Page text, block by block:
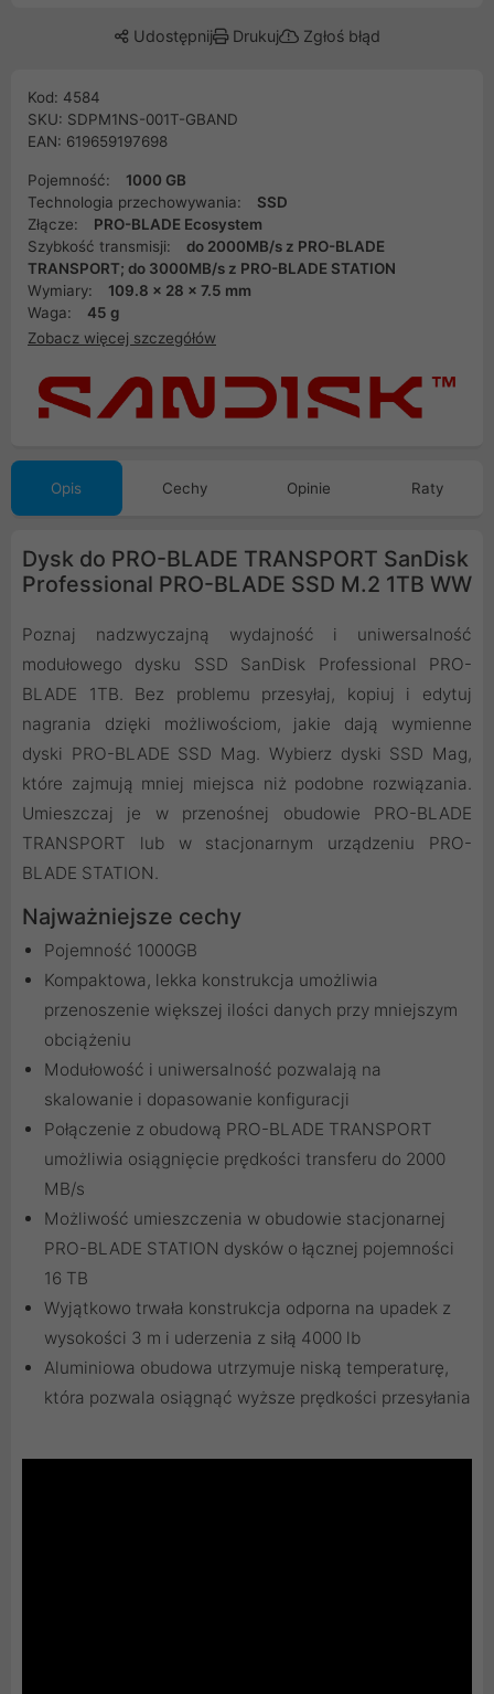
Udostępnij Drukuj Zgłoś błąd
Kod: 4584
SKU: SDPM1NS-001T-GBAND
EAN: 619659197698
Pojemność:
1000 GB
Technologia przechowywania:
SSD
Złącze:
PRO-BLADE Ecosystem
Szybkość transmisji:
do 2000MB/s z PRO-BLADE
TRANSPORT; do 3000MB/s z PRO-BLADE STATION
Wymiary:
109.8 x 28 x 7.5 mm
Waga:
45 g
Zobacz więcej szczegółów
Opis Cechy Opinie Raty
Dysk do PRO-BLADE TRANSPORT SanDisk
Professional PRO-BLADE SSD M.2 1TB WW
Poznaj nadzwyczajną wydajność i uniwersalność
modułowego dysku SSD SanDisk Professional PRO-
BLADE 1TB. Bez problemu przesyłaj, kopiuj i edytuj
nagrania dzięki możliwościom, jakie dają wymienne
dyski PRO-BLADE SSD Mag. Wybierz dyski SSD Mag,
które zajmują mniej miejsca niż podobne rozwiązania.
Umieszczaj je w przenośnej obudowie PRO-BLADE
TRANSPORT lub w stacjonarnym urządzeniu PRO-
BLADE STATION.
Najważniejsze cechy
Pojemność 1000GB
Kompaktowa, lekka konstrukcja umożliwia
przenoszenie większej ilości danych przy mniejszym
obciążeniu
Modułowość i uniwersalność pozwalają na
skalowanie i dopasowanie konfiguracji
Połączenie z obudową PRO-BLADE TRANSPORT
umożliwia osiągnięcie prędkości transferu do 2000
MB/s
Możliwość umieszczenia w obudowie stacjonarnej
PRO-BLADE STATION dysków o łącznej pojemności
16 TB
Wyjątkowo trwała konstrukcja odporna na upadek z
wysokości 3 m i uderzenia z siłą 4000 lb
Aluminiowa obudowa utrzymuje niską temperaturę,
która pozwala osiągnąć wyższe prędkości przesyłania